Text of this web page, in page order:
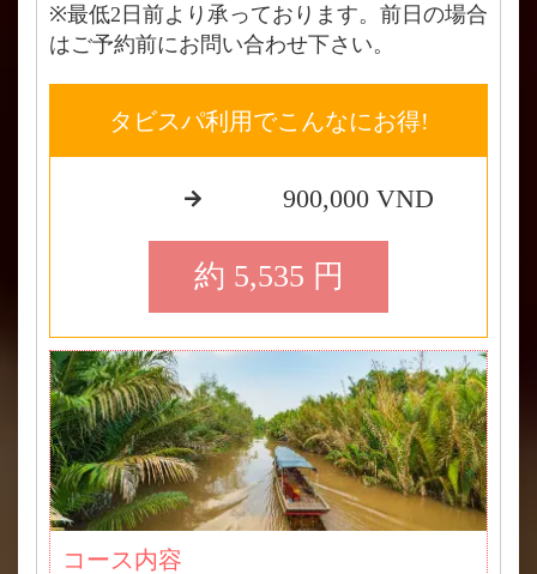
※最低2日前より承っております。前日の場合
はご予約前にお問い合わせ下さい。
タビスパ利用でこんなにお得!
900,000 VND
約 5,535 円
コース内容